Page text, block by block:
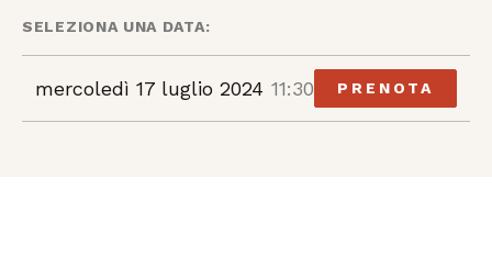
SELEZIONA UNA DATA:
mercoledì 17 luglio 2024 11:30 PRENOTA